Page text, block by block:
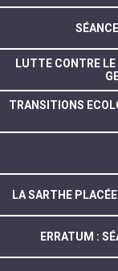
LUTTE CONTRE
TRANSITIONS
LA SARTHE
ERRATUM :